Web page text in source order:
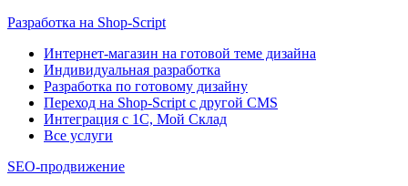
Разработка на Shop-Script
Интернет-магазин на готовой теме дизайна
Индивидуальная разработка
Разработка по готовому дизайну
Переход на Shop-Script с другой CMS
Интеграция с 1С, Мой Склад
Все услуги
SEO-продвижение